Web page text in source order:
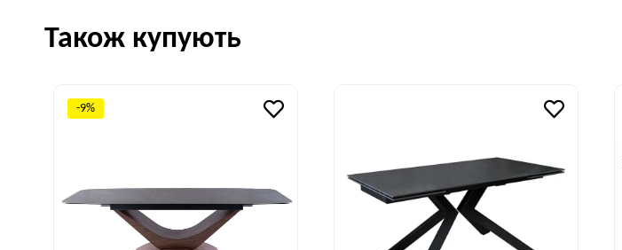
Також купують
-9%